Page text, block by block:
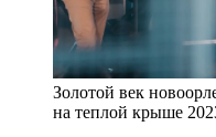
Золотой век
на теплой крыше